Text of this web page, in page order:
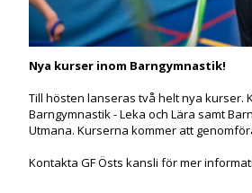
Nya kurser inom Barngymnastik!
Till hösten lanseras två helt nya kurser.
Barngymnastik - Leka och Lära samt
Utmana. Kurserna kommer att
Kontakta GF Östs kansli för mer